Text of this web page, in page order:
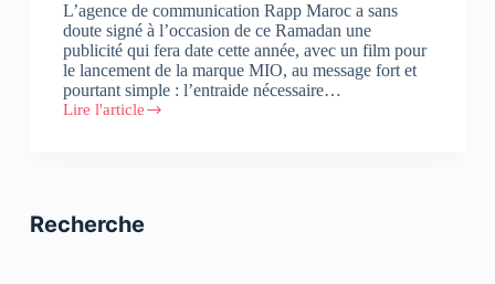
L’agence de communication Rapp Maroc a sans
doute signé à l’occasion de ce Ramadan une
publicité qui fera date cette année, avec un film pour
le lancement de la marque MIO, au message fort et
pourtant simple : l’entraide nécessaire…
Lire l'article
MIO
de
Recherche